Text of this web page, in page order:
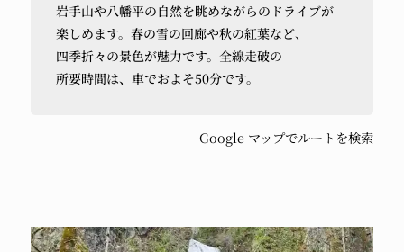
ら
車
岩手山や八幡平の自然を眺めながらの ドライブが
楽しめます。春の雪の回廊や秋の紅葉など、
四季折々の景色が魅力です。全線走破の
所要時間は、車でおよそ50分です。
Google マップでルートを検索